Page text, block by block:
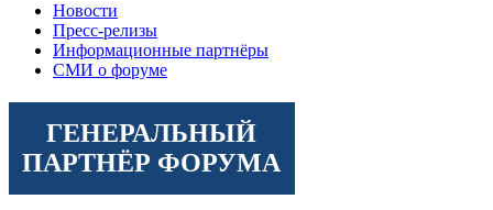
Новости
Пресс-релизы
Информационные партнёры
СМИ о форуме
ГЕНЕРАЛЬНЫЙ
ПАРТНЁР ФОРУМА